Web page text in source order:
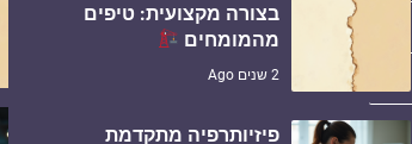
בצורה מקצועית: טיפים
מהמומחים
2 שנים Ago
פיזיותרפיה מתקדמת